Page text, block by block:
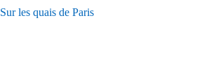
Sur les quais de Paris